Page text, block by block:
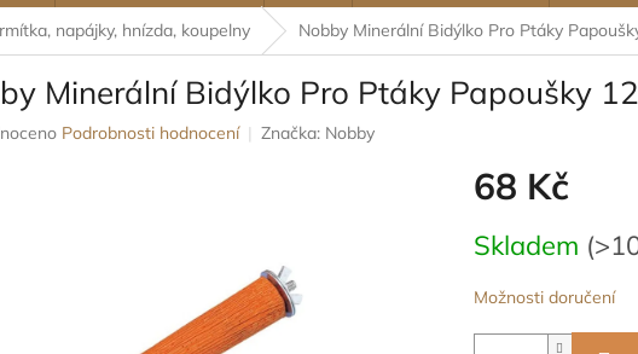
napájky, hnízda, koupelny Nobby Minerální Bidýlko Pro Ptáky
Minerální Bidýlko Pro Ptáky Papoušky
Podrobnosti hodnocení Značka: Nobby
68 Kč
cena:
Skladem
Možnosti doručení